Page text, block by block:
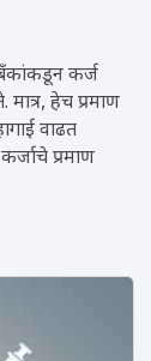
कर्ज
मात्र, हेच प्रमाण
वाढत
प्रमाण